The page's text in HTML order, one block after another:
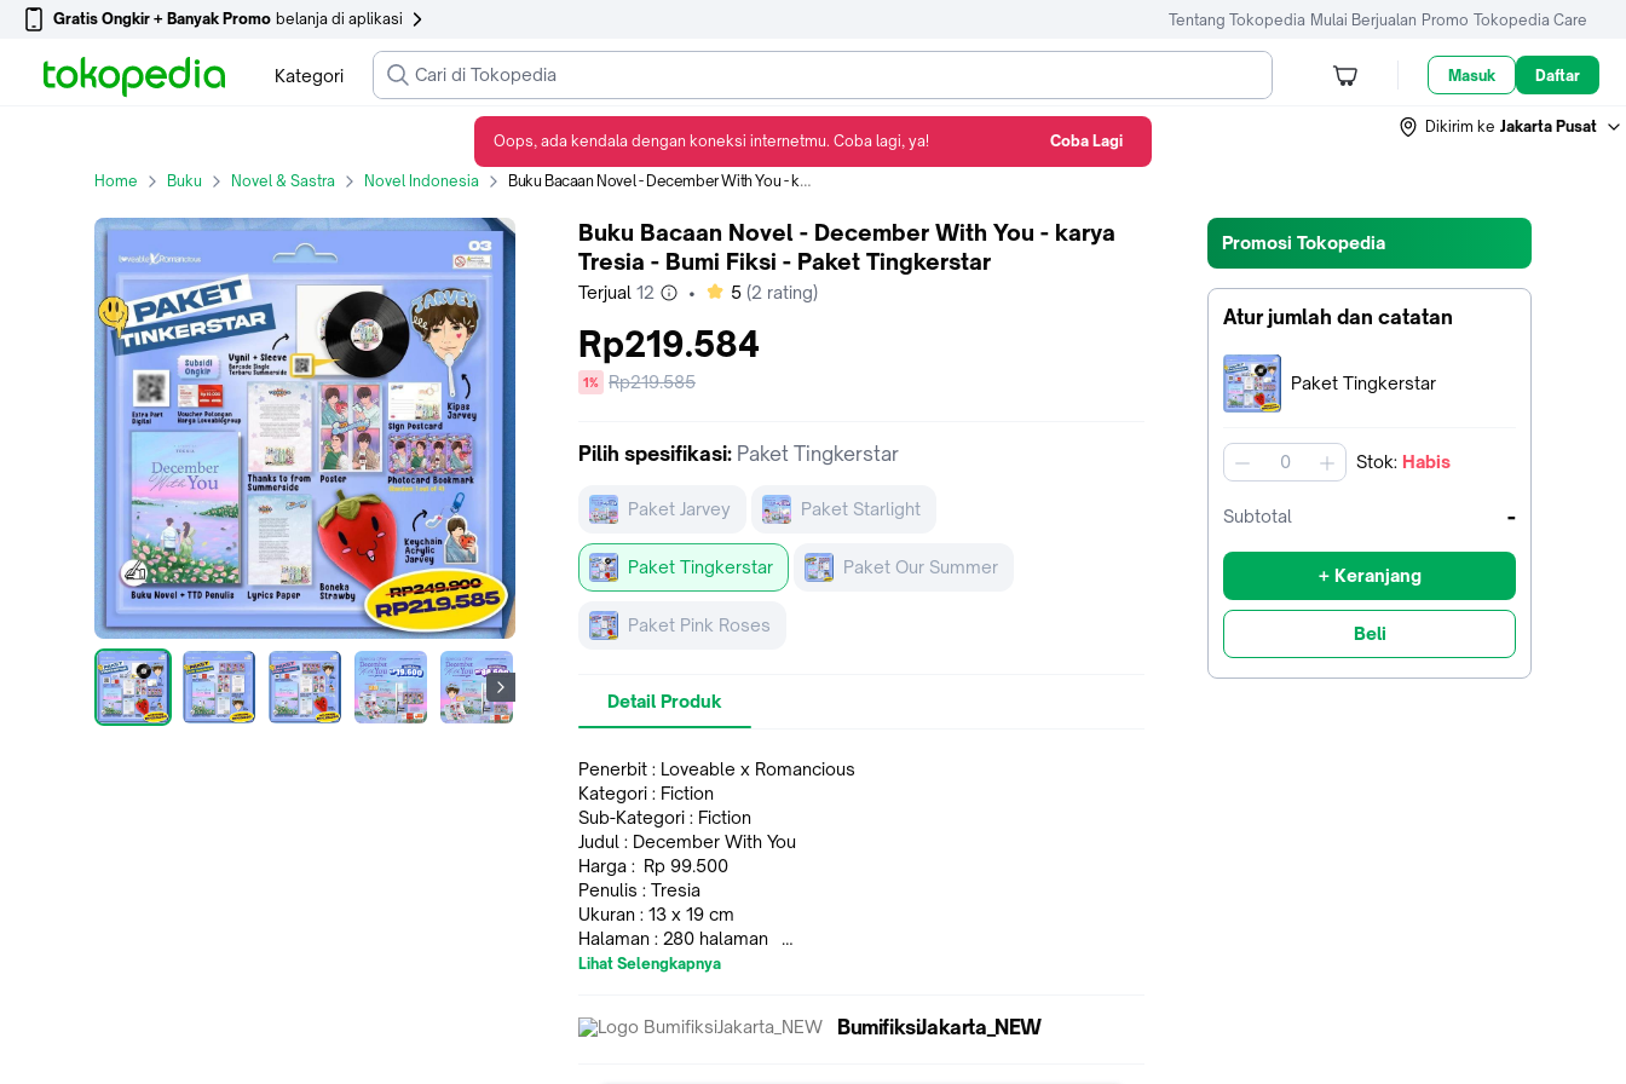
Gratis Ongkir + Banyak Promo belanja di aplikasi Tentang Tokopedia Mulai Berjualan Promo Tokopedia Care
Kategori Masuk Daftar
Dikirim ke Jakarta Pusat
Home Buku Novel & Sastra Novel Indonesia Buku Bacaan Novel - December With You - karya Tresia - Bumi Fiksi - Paket Tingkerstar
Promosi Tokopedia
Atur jumlah dan catatan
Terpilih:
Paket Tingkerstar
jumlah Stok: Habis
Subtotal -
+ Keranjang
Beli
Buku Bacaan Novel - December With You - karya
Tresia - Bumi Fiksi - Paket Tingkerstar
Terjual 12 • bintang
5 (2 rating)
Rp219.584
diskon
1%
Harga
Rp219.585
Pilih spesifikasi: Paket Tingkerstar
Paket Jarvey Paket Starlight
Paket Tingkerstar Paket Our Summer
Paket Pink Roses
Detail Produk
Penerbit : Loveable x Romancious
Kategori : Fiction
Sub-Kategori : Fiction
Judul : December With You
Harga : Rp 99.500
Penulis : Tresia
Ukuran : 13 x 19 cm
Halaman : 280 halaman
Jenis Kertas Isi : Bookpaper 52 gram
Starlight, si fans garis keras Band Summerside, nggak pernah
Lihat Selengkapnya
BumifiksiJakarta_NEW
Oops, ada kendala dengan koneksi internetmu. Coba lagi, ya! Coba Lagi